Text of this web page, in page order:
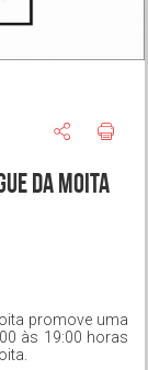
da Moita
promove uma
às 19:00 horas